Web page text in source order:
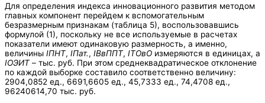
Для определения индекса инновационного развития методом
главных компонент перейдем к вспомогательным
безразмерным признакам (таблица 5), воспользовавшись
формулой (1), поскольку не все используемые в расчетах
показатели имеют одинаковую размерность, а именно,
величины IПНТ, IПат., IВвППТ, IТОвО измеряются в единицах, а
IОЭИТ – тыс. руб. При этом среднеквадратическое отклонение
по каждой выборке составило соответственно величину:
2904,0852 ед., 6691,6605 ед., 45,7333 ед., 74,4708 ед.,
96240614,70 тыс. руб.